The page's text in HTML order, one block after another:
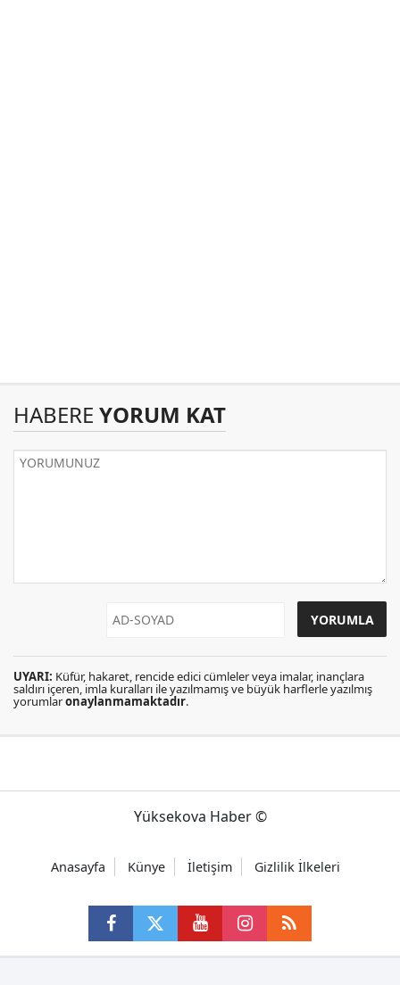
HABERE YORUM KAT
UYARI: Küfür, hakaret, rencide edici cümleler veya imalar, inançlara
saldırı içeren, imla kuralları ile yazılmamış ve büyük harflerle yazılmış
yorumlaronaylanmamaktadır.
Yüksekova Haber ©
Anasayfa Künye İletişim Gizlilik İlkeleri